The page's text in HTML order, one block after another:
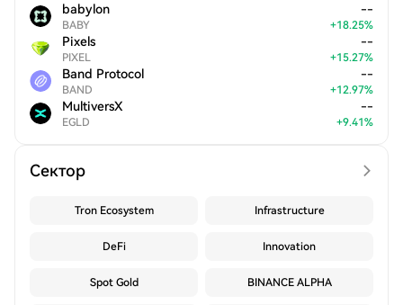
babylon
BABY
--
+18.25%
Pixels
PIXEL
--
+15.27%
Band Protocol
BAND
--
+12.97%
MultiversX
EGLD
--
+9.41%
Сектор
Tron Ecosystem Infrastructure
DeFi Innovation
Spot Gold BINANCE ALPHA